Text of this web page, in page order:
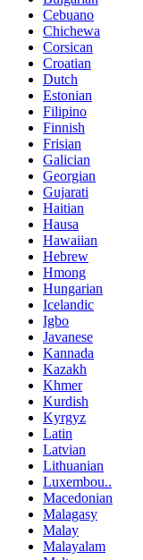
Cebuano
Chichewa
Corsican
Croatian
Dutch
Estonian
Filipino
Finnish
Frisian
Galician
Georgian
Gujarati
Haitian
Hausa
Hawaiian
Hebrew
Hmong
Hungarian
Icelandic
Igbo
Javanese
Kannada
Kazakh
Khmer
Kurdish
Kyrgyz
Latin
Latvian
Lithuanian
Luxembou..
Macedonian
Malagasy
Malay
Malayalam